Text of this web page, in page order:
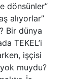
dönsünler”
alıyorlar”
Bir dünya
TEKEL’i
işçisi
muydu?